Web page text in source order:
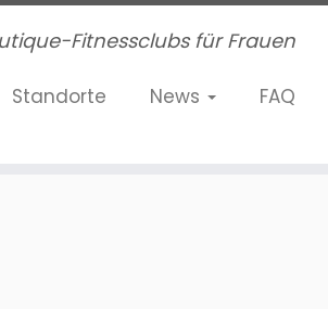
Fitnessclubs für Frauen
Standorte News FAQ